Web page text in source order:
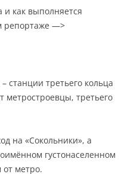
как выполняется
репортаже —>
станции третьего кольца
метростроевцы, третьего
на «Сокольники», а
густонаселенном
метро.